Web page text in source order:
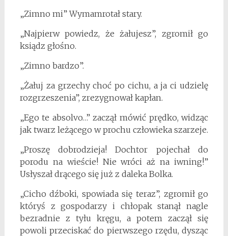
„Zimno mi” Wymamrotał stary.
„Najpierw powiedz, że żałujesz”, zgromił go
ksiądz głośno.
„Zimno bardzo”.
„Żałuj za grzechy choć po cichu, a ja ci udzielę
rozgrzeszenia”, zrezygnował kapłan.
„Ego te absolvo…” zaczął mówić prędko, widząc
jak twarz leżącego w prochu człowieka szarzeje.
„Proszę dobrodzieja! Dochtor pojechał do
porodu na wieście! Nie wróci aż na iwning!”
Usłyszał drącego się już z daleka Bolka.
„Cicho dźboki, spowiada się teraz”, zgromił go
któryś z gospodarzy i chłopak stanął nagle
bezradnie z tyłu kręgu, a potem zaczął się
powoli przeciskać do pierwszego rzędu, dysząc